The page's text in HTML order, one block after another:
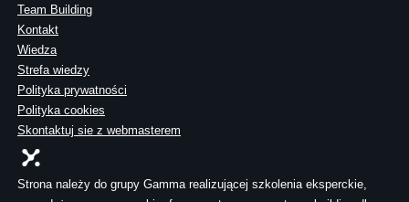
Team Building
Kontakt
Wiedza
Strefa wiedzy
Polityka prywatności
Polityka cookies
Skontaktuj sie z webmasterem
Strona należy do grupy Gamma realizującej szkolenia eksperckie,